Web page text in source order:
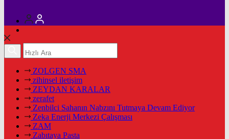
ZOLGEN SMA
zihinsel iletişim
ZEYDAN KARALAR
zerafet
Zenbilci Sahanın Nabzını Tutmaya Devam Ediyor
Zeka Enerji Merkezi Çalışması
ZAM
Zabıtaya Pasta